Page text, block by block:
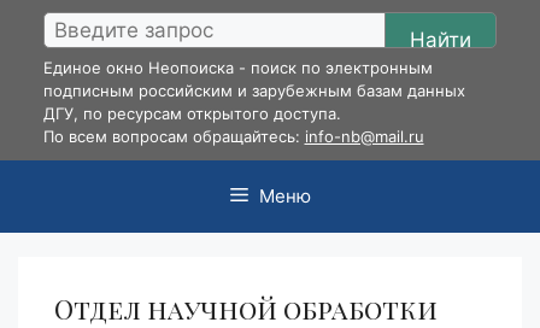
Перейти
содержимому
Найти
Единое окно Неопоиска - поиск по электронным
подписным российским и зарубежным базам данных
ДГУ, по ресурсам открытого доступа.
По всем вопросам обращайтесь: info-nb@mail.ru
Меню
Отдел научной обработки